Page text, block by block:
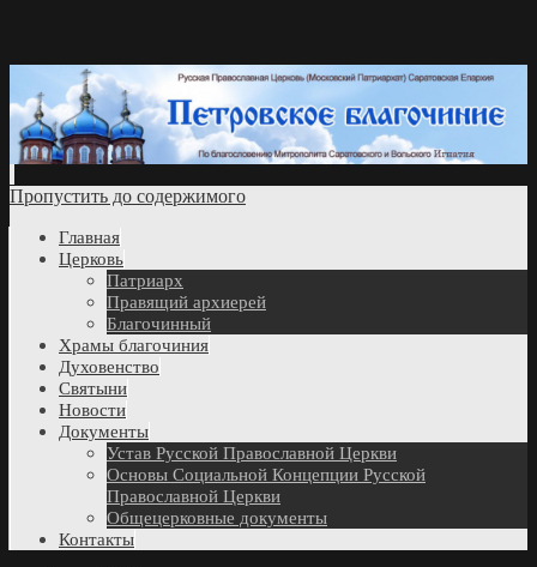
Пропустить до содержимого
Главная
Церковь
Патриарх
Правящий архиерей
Благочинный
Храмы благочиния
Духовенство
Святыни
Новости
Документы
Устав Русской Православной Церкви
Основы Социальной Концепции Русской
Православной Церкви
Общецерковные документы
Контакты